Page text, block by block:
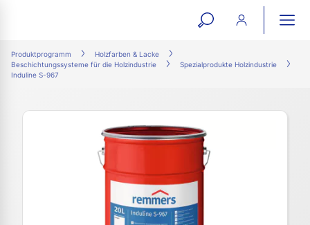
open
form
Produktprogramm
Holzfarben & Lacke
Beschichtungssysteme für die Holzindustrie
Spezialprodukte Holzindustrie
Induline S-967